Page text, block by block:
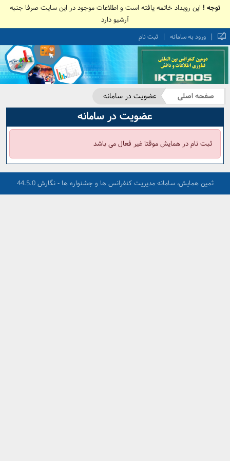
توجه ! این رویداد خاتمه یافته است و اطلاعات موجود در این سایت صرفا جنبه
آرشیو دارد
| ورود به سامانه | ثبت نام
صفحه اصلی عضویت در سامانه
عضویت در سامانه
ثبت نام در همایش موقتا غیر فعال می باشد
ثمین همایش، سامانه مدیریت کنفرانس ها و جشنواره ها - نگارش 44.5.0